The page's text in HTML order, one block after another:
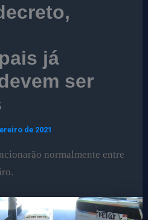
já
ser
de 2021
normalmente entre